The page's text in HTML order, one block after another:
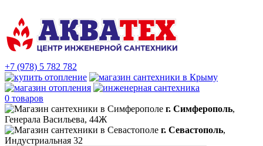
+7 (978) 5 782 782
0 товаров
г. Симферополь,
Генерала Васильева, 44Ж
г. Севастополь,
Индустриальная 32